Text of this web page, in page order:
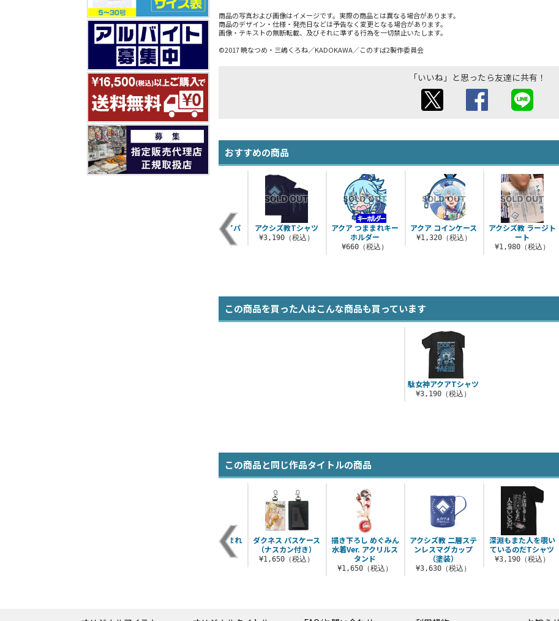
商品の写真および画像はイメージです。実際の商品とは異なる場合があります。
商品のデザイン・仕様・発売日などは予告なく変更となる場合があります。
画像・テキストの無断転載、及びそれに準ずる行為を一切禁止いたします。
©2017 暁なつめ・三嶋くろね／KADOKAWA／このすば2製作委員会
「いいね」と思ったら友達に共有！
おすすめの商品
アクア コインケース
¥1,320（税込）
アクシズ教 ラージト
ート
¥1,980（税込）
アクシズ教ドライパ
¥6,270（税込）
アクシズ教Tシャツ
¥3,190（税込）
アクア つままれキー
ホルダー
¥660（税込）
この商品を買った人はこんな商品も買っています
駄女神アクアTシャツ
¥3,190（税込）
この商品と同じ作品タイトルの商品
アクシズ教 二層ステ
ンレスマグカップ
（塗装）
¥3,630（税込）
深淵もまた人を覗い
ているのだTシャツ
¥3,190（税込）
ちょむすけ つままれ
¥990（税込）
ダクネス パスケース
（ナスカン付き）
¥1,650（税込）
描き下ろし めぐみん
水着Ver. アクリルス
タンド
¥1,650（税込）